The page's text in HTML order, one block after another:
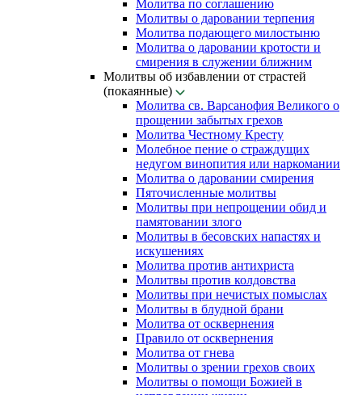
Молитва по соглашению
Молитвы о даровании терпения
Молитва подающего милостыню
Молитва о даровании кротости и
смирения в служении ближним
Молитвы об избавлении от страстей
(покаянные)
Молитва св. Варсанофия Великого о
прощении забытых грехов
Молитва Честному Кресту
Молебное пение о страждущих
недугом винопития или наркомании
Молитва о даровании смирения
Пяточисленные молитвы
Молитвы при непрощении обид и
памятовании злого
Молитвы в бесовских напастях и
искушениях
Молитва против антихриста
Молитвы против колдовства
Молитвы при нечистых помыслах
Молитвы в блудной брани
Молитва от осквернения
Правило от осквернения
Молитва от гнева
Молитвы о зрении грехов своих
Молитвы о помощи Божией в